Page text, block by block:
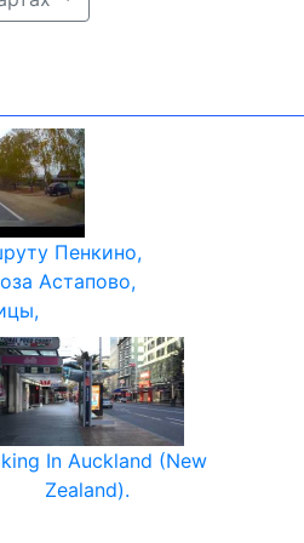
Пенкино,
Астапово,
In Auckland (New
Zealand).